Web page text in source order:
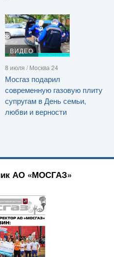
ВИДЕО
8 июля / Москва 24
Мосгаз подарил
современную газовую плиту
супругам в День семьи,
любви и верности
АО «МОСГАЗ»